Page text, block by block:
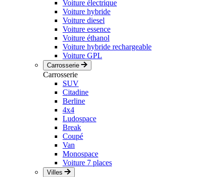
Voiture électrique
Voiture hybride
Voiture diesel
Voiture essence
Voiture éthanol
Voiture hybride rechargeable
Voiture GPL
Carrosserie
Carrosserie
SUV
Citadine
Berline
4x4
Ludospace
Break
Coupé
Van
Monospace
Voiture 7 places
Villes